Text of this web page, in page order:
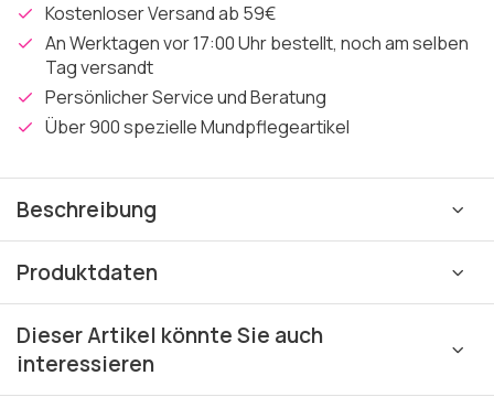
Kostenloser Versand ab 59€
An Werktagen vor 17:00 Uhr bestellt, noch am selben
Tag versandt
Persönlicher Service und Beratung
Über 900 spezielle Mundpflegeartikel
Beschreibung
Produktdaten
Dieser Artikel könnte Sie auch
interessieren